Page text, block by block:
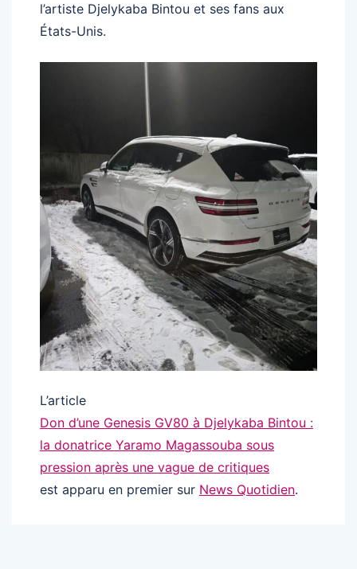
l’artiste Djelykaba Bintou et ses fans aux
États-Unis.
L’article
Don d’une Genesis GV80 à Djelykaba Bintou :
la donatrice Yaramo Magassouba sous
pression après une vague de critiques
est apparu en premier sur News Quotidien.